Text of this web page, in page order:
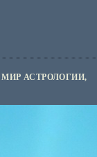
МИР АСТРОЛОГИИ,